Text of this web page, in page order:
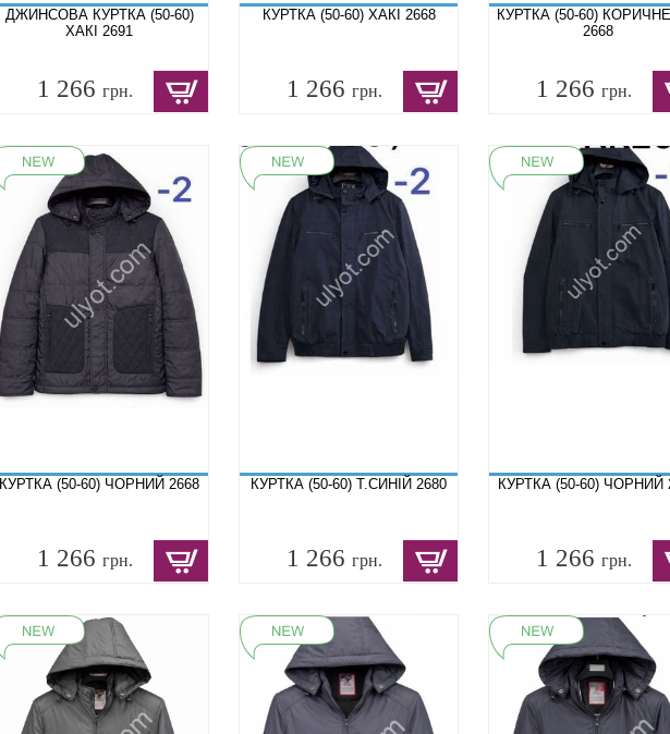
ДЖИНСОВА КУРТКА (50-60)
ХАКІ 2691
1 266грн.
КУРТКА (50-60) ХАКІ 2668
1 266грн.
КУРТКА (50-60)
2668
1 266грн.
КУРТКА (50-60) ЧОРНИЙ 2668
1 266грн.
КУРТКА (50-60) Т.СИНІЙ 2680
1 266грн.
КУРТКА (50-60) ЧОРНИЙ
1 266грн.